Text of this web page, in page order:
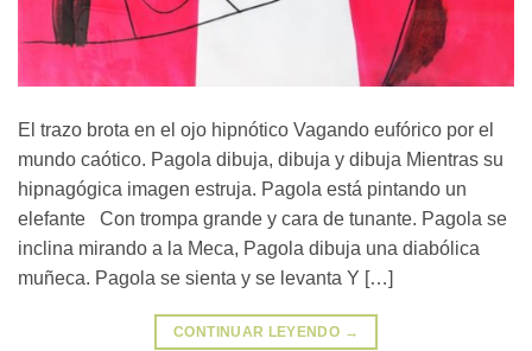
El trazo brota en el ojo hipnótico Vagando eufórico por el
mundo caótico. Pagola dibuja, dibuja y dibuja Mientras su
hipnagógica imagen estruja. Pagola está pintando un
elefante Con trompa grande y cara de tunante. Pagola se
inclina mirando a la Meca, Pagola dibuja una diabólica
muñeca. Pagola se sienta y se levanta Y […]
CONTINUAR LEYENDO →